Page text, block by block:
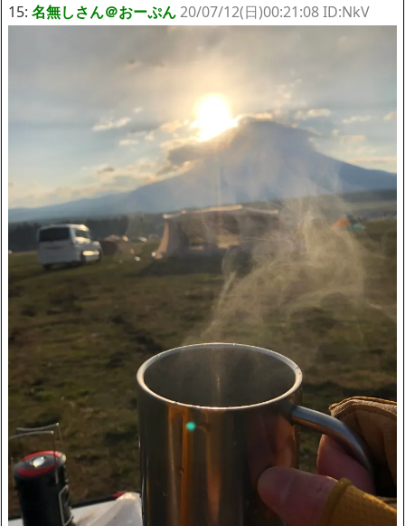
15: 名無しさん＠おーぷん20/07/12(日)00:21:08 ID:NkV